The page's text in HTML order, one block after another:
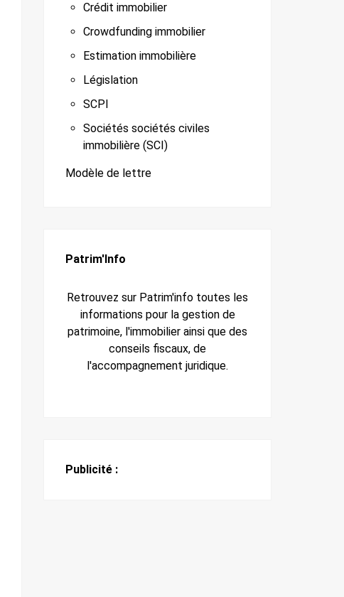
Crédit immobilier
Crowdfunding immobilier
Estimation immobilière
Législation
SCPI
Sociétés sociétés civiles
immobilière (SCI)
Modèle de lettre
Patrim'Info
Retrouvez sur Patrim'info toutes les
informations pour la gestion de
patrimoine, l'immobilier ainsi que des
conseils fiscaux, de
l'accompagnement juridique.
Publicité :